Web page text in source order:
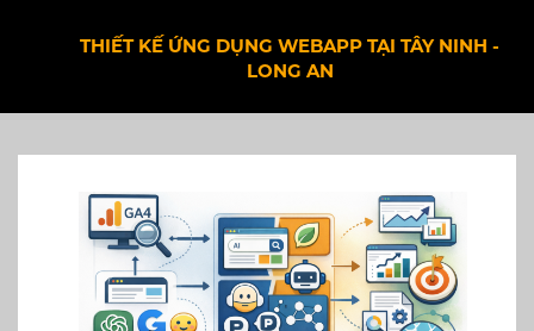
THIẾT KẾ ỨNG DỤNG WEBAPP TẠI TÂY NINH -
LONG AN